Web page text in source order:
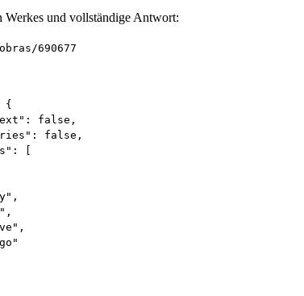
Werkes und vollständige Antwort:
690677
{
false,
false,
[